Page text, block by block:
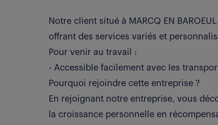
Notre client situé à MARCQ EN
offrant des services variés et
Pour venir au travail :
- Accessible facilement avec les
Pourquoi rejoindre cette entreprise ?
En rejoignant notre entreprise, vous
la croissance personnelle en